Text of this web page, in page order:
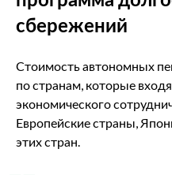
сбережений
Стоимость автономных
по странам, которые
экономического
Европейские страны,
этих стран.